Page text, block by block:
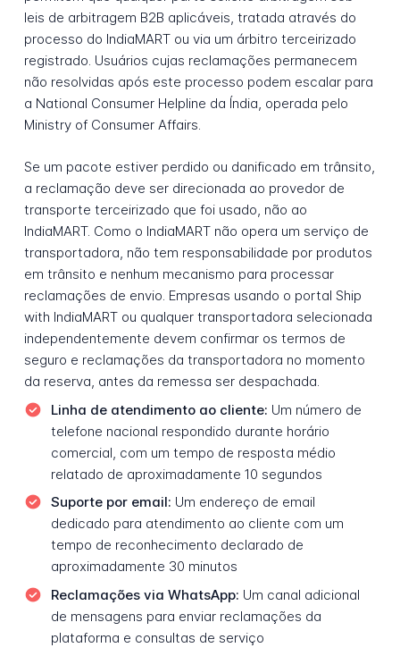
leis de arbitragem B2B aplicáveis, tratada através do
processo do IndiaMART ou via um árbitro terceirizado
registrado. Usuários cujas reclamações permanecem
não resolvidas após este processo podem escalar para
a National Consumer Helpline da Índia, operada pelo
Ministry of Consumer Affairs.
Se um pacote estiver perdido ou danificado em trânsito,
a reclamação deve ser direcionada ao provedor de
transporte terceirizado que foi usado, não ao
IndiaMART. Como o IndiaMART não opera um serviço de
transportadora, não tem responsabilidade por produtos
em trânsito e nenhum mecanismo para processar
reclamações de envio. Empresas usando o portal Ship
with IndiaMART ou qualquer transportadora selecionada
independentemente devem confirmar os termos de
seguro e reclamações da transportadora no momento
da reserva, antes da remessa ser despachada.
Linha de atendimento ao cliente: Um número de
telefone nacional respondido durante horário
comercial, com um tempo de resposta médio
relatado de aproximadamente 10 segundos
Suporte por email: Um endereço de email
dedicado para atendimento ao cliente com um
tempo de reconhecimento declarado de
aproximadamente 30 minutos
Reclamações via WhatsApp: Um canal adicional
de mensagens para enviar reclamações da
plataforma e consultas de serviço